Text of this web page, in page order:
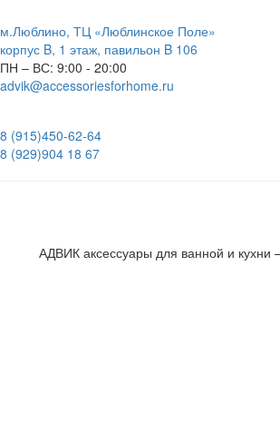
м.Люблино, ТЦ «Люблинское Поле»
корпус B, 1 этаж, павильон B 106
ПН – ВС: 9:00 - 20:00
advik@accessoriesforhome.ru
8 (915)450-62-64
8 (929)904 18 67
АДВИК аксессуары для ванной и кухни